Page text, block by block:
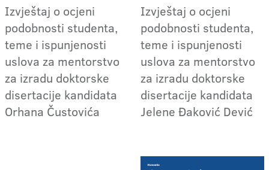
Izvještaj o ocjeni
podobnosti studenta,
teme i ispunjenosti
uslova za mentorstvo
za izradu doktorske
disertacije kandidata
Orhana Čustovića
Izvještaj o ocjeni
podobnosti studenta,
teme i ispunjenosti
uslova za mentorstvo
za izradu doktorske
disertacije kandidata
Jelene Đaković Dević